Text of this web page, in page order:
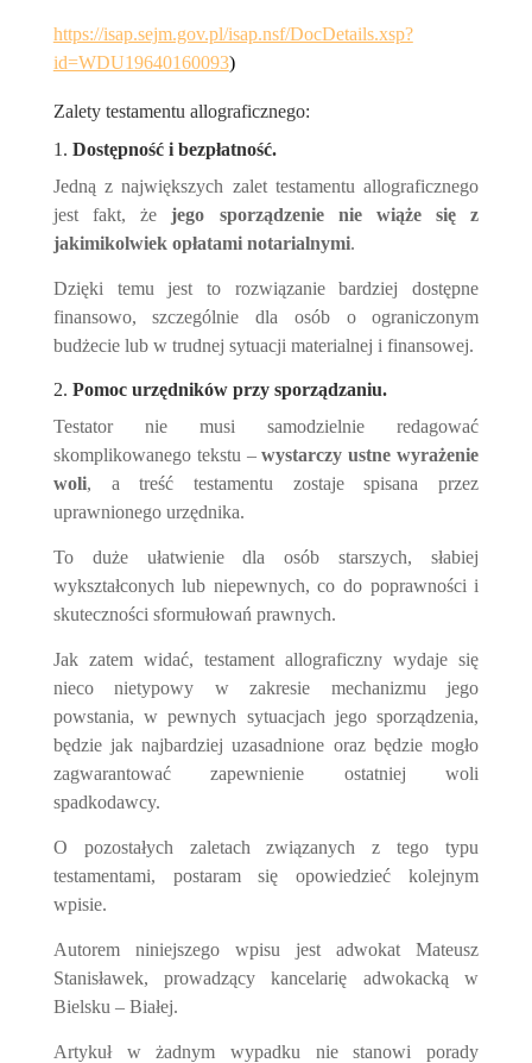
https://isap.sejm.gov.pl/isap.nsf/DocDetails.xsp?
id=WDU19640160093)
Zalety testamentu allograficznego:
1. Dostępność i bezpłatność.
Jedną z największych zalet testamentu allograficznego
jest fakt, żejego sporządzenie nie wiąże się z
jakimikolwiek opłatami notarialnymi.
Dzięki temu jest to rozwiązanie bardziej dostępne
finansowo, szczególnie dla osób o ograniczonym
budżecie lub w trudnej sytuacji materialnej i finansowej.
2. Pomoc urzędników przy sporządzaniu.
Testator nie musi samodzielnie redagować
skomplikowanego tekstu –wystarczy ustne wyrażenie
woli, a treść testamentu zostaje spisana przez
uprawnionego urzędnika.
To duże ułatwienie dla osób starszych, słabiej
wykształconych lub niepewnych, co do poprawności i
skuteczności sformułowań prawnych.
Jak zatem widać, testament allograficzny wydaje się
nieco nietypowy w zakresie mechanizmu jego
powstania, w pewnych sytuacjach jego sporządzenia,
będzie jak najbardziej uzasadnione oraz będzie mogło
zagwarantować zapewnienie ostatniej woli
spadkodawcy.
O pozostałych zaletach związanych z tego typu
testamentami, postaram się opowiedzieć kolejnym
wpisie.
Autorem niniejszego wpisu jest adwokat Mateusz
Stanisławek, prowadzący kancelarię adwokacką w
Bielsku – Białej.
Artykuł w żadnym wypadku nie stanowi porady